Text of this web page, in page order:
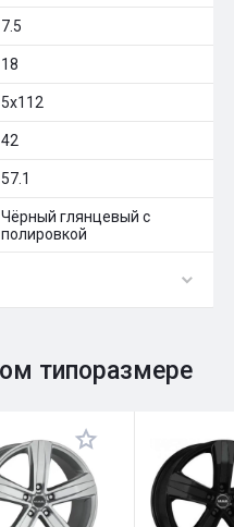
7.5
18
5x112
42
57.1
Чёрный глянцевый с
полировкой
0
типоразмере